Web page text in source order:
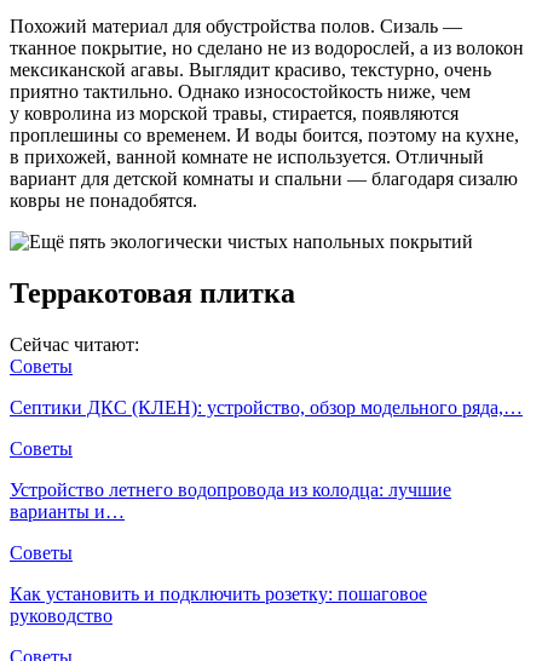
Похожий материал для обустройства полов. Сизаль —
тканное покрытие, но сделано не из водорослей, а из волокон
мексиканской агавы. Выглядит красиво, текстурно, очень
приятно тактильно. Однако износостойкость ниже, чем
у ковролина из морской травы, стирается, появляются
проплешины со временем. И воды боится, поэтому на кухне,
в прихожей, ванной комнате не используется. Отличный
вариант для детской комнаты и спальни — благодаря сизалю
ковры не понадобятся.
Терракотовая плитка
Сейчас читают:
Советы
Септики ДКС (КЛЕН): устройство, обзор модельного ряда,…
Советы
Устройство летнего водопровода из колодца: лучшие
варианты и…
Советы
Как установить и подключить розетку: пошаговое
руководство